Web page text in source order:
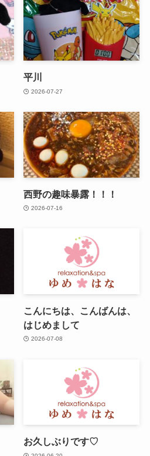
平川
2026-07-27
西野の趣味暴露！！！
2026-07-16
こんにちは、こんばんは、
はじめまして
2026-07-08
お久しぶりです♡